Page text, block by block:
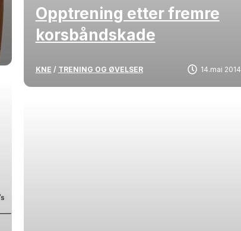
Opptrening etter fremre
korsbåndskade
KNE / TRENING OG ØVELSER 14.mai 2014